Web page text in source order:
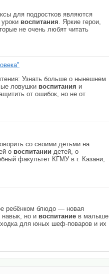
для подростков являются
воспитания . Яркие герои,
не очень любят читать
Узнать больше о нынешнем
ловушки воспитания и
от ошибок, но не от
со своими детьми на
о воспитании детей, о
факультет КГМУ в г. Казани,
ребёнком блюдо — новая
навык, но и воспитание в малыше
для юных шеф-поваров и их